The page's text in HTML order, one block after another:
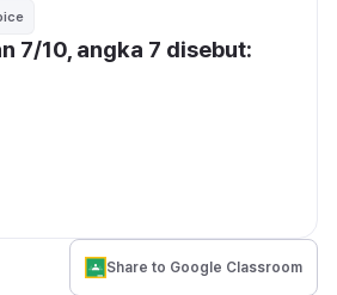
7/10, angka 7 disebut:
Share to Google Classroom